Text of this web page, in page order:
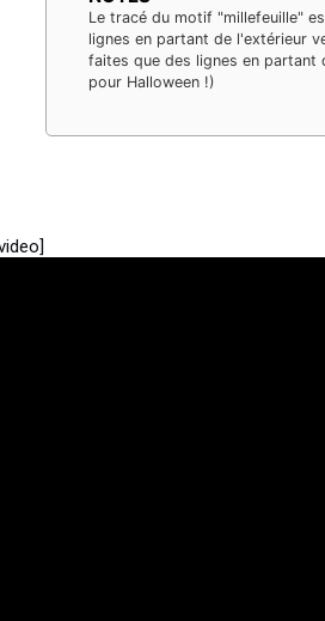
Le tracé du motif "millefeuille"
lignes en partant de l'extérieur
faites que des lignes en partant
pour Halloween !)